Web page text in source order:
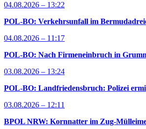
04.08.2026 – 13:22
POL-BO: Verkehrsunfall im
04.08.2026 – 11:17
POL-BO: Nach Firmeneinbruch in
03.08.2026 – 13:24
POL-BO: Landfriedensbruch: Polizei
03.08.2026 – 12:11
BPOL NRW: Kornnatter im Zug-